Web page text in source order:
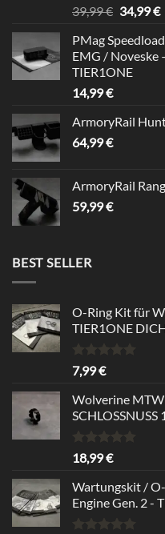
Bewertet
mit
von 5
39,99€
war:
39,99 €
34,99€
PMag
EMG / Noveske
TIER1ONE
14,99€
ArmoryRail
64,99€
ArmoryRail
59,99€
BEST SELLER
O-Ring Kit für
TIER1ONE
Bewertet
mit
von 5
7,99€
Wolverine
SCHLOSSNUSS
Bewertet
mit
von 5
18,99€
Wartungskit /
Engine Gen. 2 -